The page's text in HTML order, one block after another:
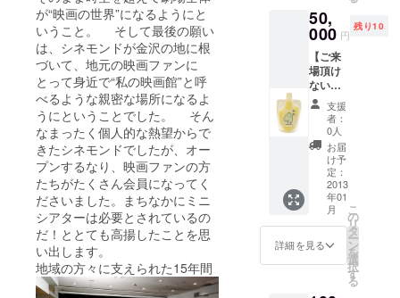
が“映画の世界”になるようにと
いうこと。 そして最後の願い
は、シネモンドが金沢の地に根
づいて、地元の映画ファンに
とって身近で“私の映画館”と呼
べるような親密な場所になるよ
うにということでした。 そん
なまったく個人的な熱望からで
きたシネモンドでしたが、オー
プンするなり、映画ファンの方
たちがたくさん会員になってく
ださいました。まちなかにミニ
シアターは必要とされているの
だ！ととても高揚したことを思
い出します。
地域の方々に支えられた15年間
映画教室代
表。ワーク
ショップデ
ザイナー
（2012年青
山学院大学
社会情報学
部ＷＳＤ修
レンジ
など季
節の果
物の糖
菓子も
最高に
美味し
い。
「茶屋
街の芸
妓さん
のため
に作っ
てい
る」と
とで基
本的に
※画家：
青山健
一（ポ
スト
カー
ド）
1995年
から画
家とし
て活動
をはじ
める。
既存の
ギャラ
リース
ペース
をはじ
50,
000 円
残り10
【ご来
場頂け
ない
方々向
け】
リーフ
レット
＋金沢
いいも
のセッ
トＣ
（ポス
トカー
ド７枚
＋「甘
納豆か
支援
者：
0人
お届
け予
定：
2013
年01
月
詳細を見る
こ
の
リ
タ
ー
ン
を
選
択
す
る